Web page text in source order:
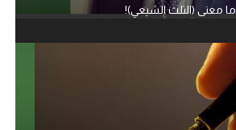
ما معنى (الثلث الشيعي)!